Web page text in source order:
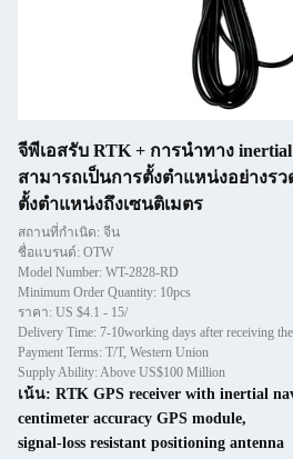
จีพีเอสรับ RTK + การนําทาง
สามารถเป็นการตั้งตําแหน่งอย่างร
ตั้งตําแหน่งถึงเซนติเมตร
สถานที่กำเนิด: จีน
ชื่อแบรนด์: OTW
Model Number: WT-2828-RD
Minimum Order Quantity: 10pcs
ราคา: US $4.1 - 15/
Delivery Time: 7-10working days after receiving
Payment Terms: T/T, Western Union
Supply Ability: Above US$100 Million
เน้น: RTK GPS receiver with inertial
centimeter accuracy GPS module,
signal-loss resistant positioning antenna